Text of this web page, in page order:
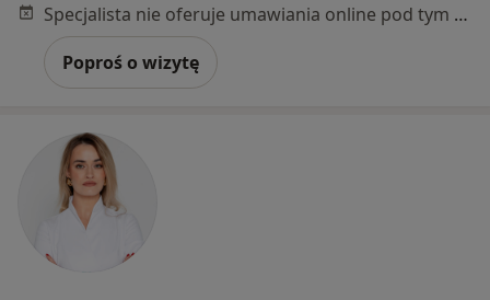
Specjalista nie oferuje umawiania online pod tym adresem.
Poproś o wizytę